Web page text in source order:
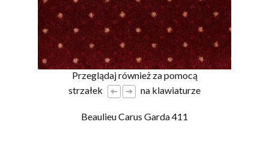
Przeglądaj również za pomocą
strzałek
na klawiaturze
Beaulieu Carus Garda 411